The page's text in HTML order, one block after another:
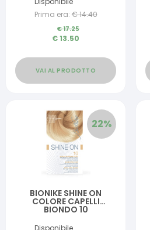
Prima era: €14.40
€17.25
€13.50
VAI AL PRODOTTO
22%
BIONIKE SHINE ON
COLORE CAPELLI
BIONDO 10
Disponibile